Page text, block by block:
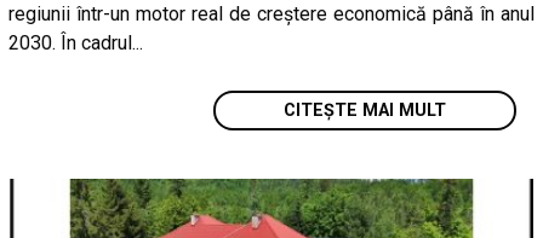
regiunii într-un motor real de creștere economică până în anul
2030. În cadrul...
CITEȘTE MAI MULT